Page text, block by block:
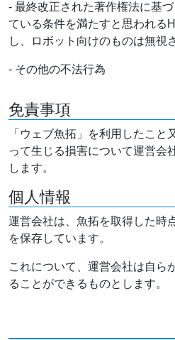
- 最終改正された著作権法に基
ている条件を満たすと思われる
し、ロボット向けのものは無視
- その他の不法行為
免責事項
「ウェブ魚拓」を利用したこと
って生じる損害について運営会
します。
個人情報
運営会社は、魚拓を取得した時
を保存しています。
これについて、運営会社は自ら
ることができるものとします。